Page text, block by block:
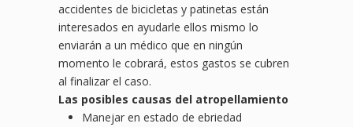
accidentes de bicicletas y patinetas están
interesados en ayudarle ellos mismo lo
enviarán a un médico que en ningún
momento le cobrará, estos gastos se cubren
al finalizar el caso.
Las posibles causas del atropellamiento
Manejar en estado de ebriedad